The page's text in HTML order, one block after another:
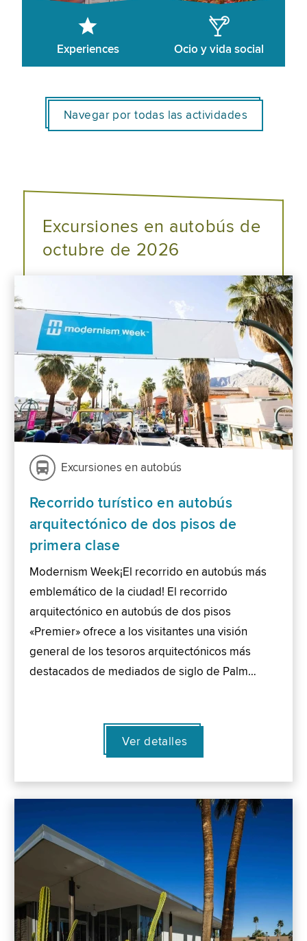
Experiences Ocio y vida social
Navegar por todas las actividades
Excursiones en autobús de
octubre de 2026
Excursiones en autobús
Recorrido turístico en autobús
arquitectónico de dos pisos de
primera clase
Modernism Week¡El recorrido en autobús más
emblemático de la ciudad! El recorrido
arquitectónico en autobús de dos pisos
«Premier» ofrece a los visitantes una visión
general de los tesoros arquitectónicos más
destacados de mediados de siglo de Palm…
Ver detalles